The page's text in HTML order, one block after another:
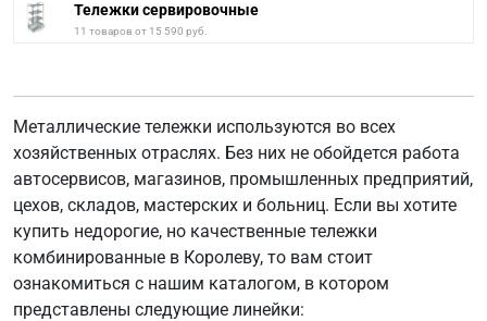
Тележки сервировочные
11 товаров от 15 590 руб.
Металлические тележки используются во всех
хозяйственных отраслях. Без них не обойдется работа
автосервисов, магазинов, промышленных предприятий,
цехов, складов, мастерских и больниц. Если вы хотите
купить недорогие, но качественные тележки
комбинированные в Королеву, то вам стоит
ознакомиться с нашим каталогом, в котором
представлены следующие линейки: